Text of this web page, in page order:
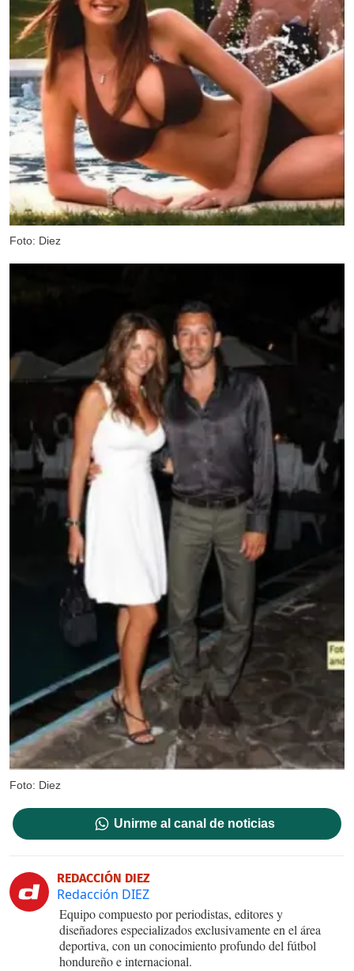
Foto: Diez
Foto: Diez
Unirme al canal de noticias
REDACCIÓN DIEZ
Redacción DIEZ
Equipo compuesto por periodistas, editores y
diseñadores especializados exclusivamente en el área
deportiva, con un conocimiento profundo del fútbol
hondureño e internacional.